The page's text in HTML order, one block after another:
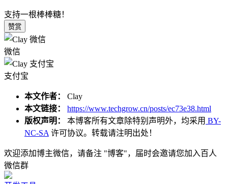
支持一根棒棒糖！
赞赏
微信
支付宝
本文作者：
Clay
本文链接：
https://www.techgrow.cn/posts/ec73e38.html
版权声明：
本博客所有文章除特别声明外，均采用 BY-
NC-SA 许可协议。转载请注明出处！
欢迎添加博主微信，请备注 "博客"，届时会邀请您加入百人
微信群